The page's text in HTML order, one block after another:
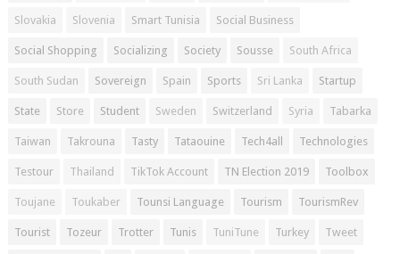
Slovakia Slovenia Smart Tunisia Social Business
Social Shopping Socializing Society Sousse South Africa
South Sudan Sovereign Spain Sports Sri Lanka Startup
State Store Student Sweden Switzerland Syria Tabarka
Taiwan Takrouna Tasty Tataouine Tech4all Technologies
Testour Thailand TikTok Account TN Election 2019 Toolbox
Toujane Toukaber Tounsi Language Tourism TourismRev
Tourist Tozeur Trotter Tunis TuniTune Turkey Tweet